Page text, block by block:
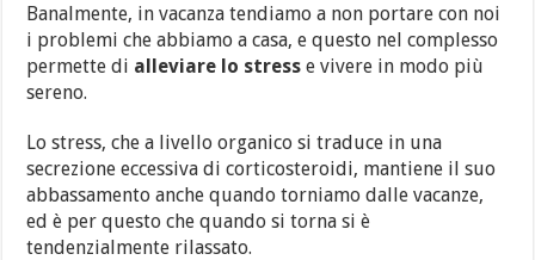
Banalmente, in vacanza tendiamo a non portare con noi
i problemi che abbiamo a casa, e questo nel complesso
permette di alleviare lo stresse vivere in modo più
sereno.
Lo stress, che a livello organico si traduce in una
secrezione eccessiva di corticosteroidi, mantiene il suo
abbassamento anche quando torniamo dalle vacanze,
ed è per questo che quando si torna si è
tendenzialmente rilassato.